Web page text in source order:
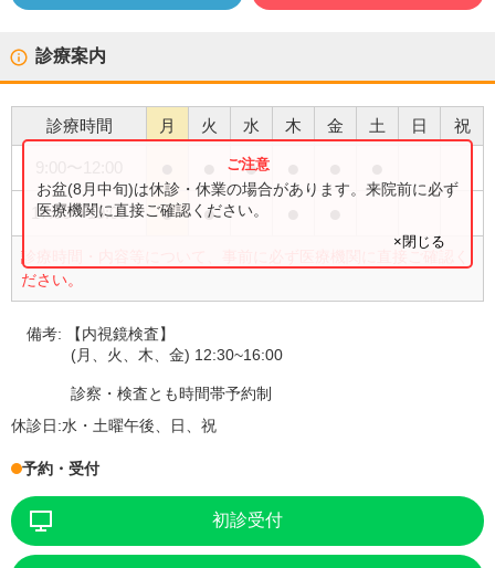
診療案内
診療時間 月 火 水 木 金 土 日 祝
●
17:00〜19:00 ● ●
診療時間・内容等について、事前に必ず医療機関に直接ご確認く
ださい。
お盆(8月中旬)は休診・休業の場合があります。来院前に必ず
医療機関に直接ご確認ください。
×閉じる
備考:
【内視鏡検査】
(月、火、木、金) 12:30~16:00
診察・検査とも時間帯予約制
休診日:水・土曜午後、日、祝
予約・受付
初診受付